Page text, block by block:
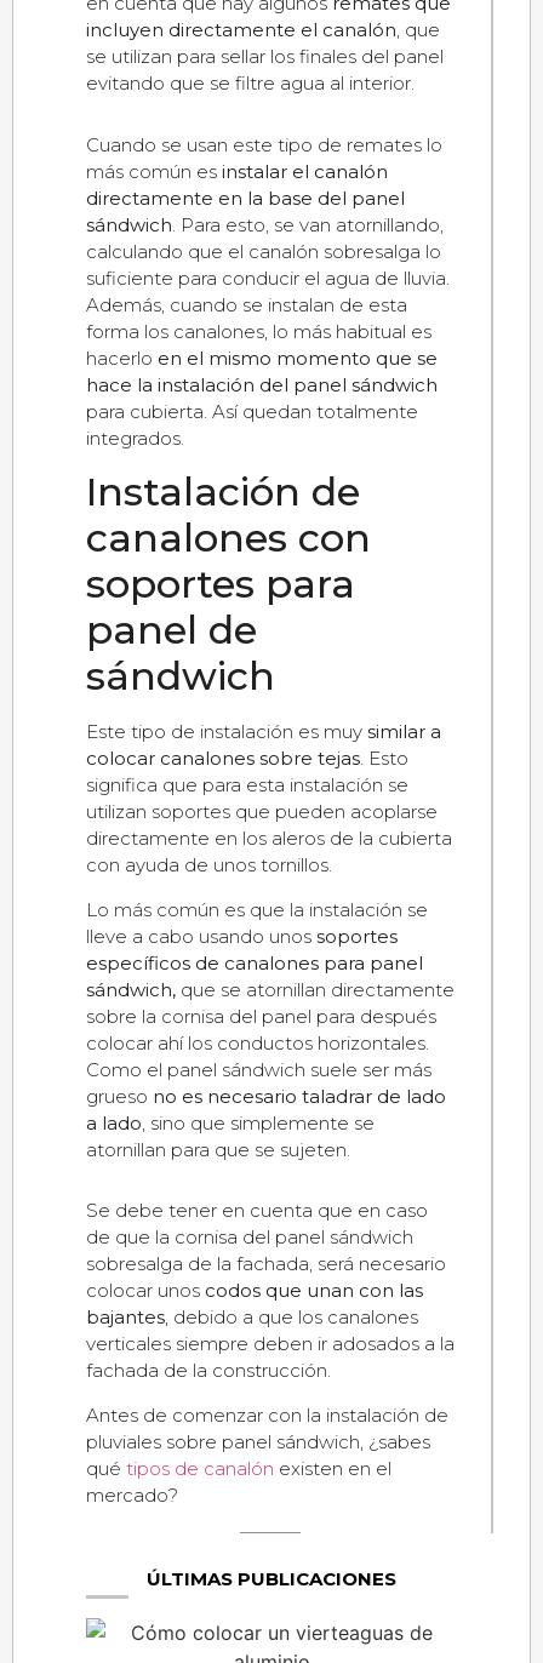
incluyen directamente el canalón, que
se utilizan para sellar los finales del panel
evitando que se filtre agua al interior.
Cuando se usan este tipo de remates lo
más común es instalar el canalón
directamente en la base del panel
sándwich. Para esto, se van atornillando,
calculando que el canalón sobresalga lo
suficiente para conducir el agua de lluvia.
Además, cuando se instalan de esta
forma los canalones, lo más habitual es
hacerlo en el mismo momento que se
hace la instalación del panel sándwich
para cubierta. Así quedan totalmente
integrados.
Instalación de
canalones con
soportes para
panel de
sándwich
Este tipo de instalación es muy similar a
colocar canalones sobre tejas. Esto
significa que para esta instalación se
utilizan soportes que pueden acoplarse
directamente en los aleros de la cubierta
con ayuda de unos tornillos.
Lo más común es que la instalación se
lleve a cabo usando unos soportes
específicos de canalones para panel
sándwich, que se atornillan directamente
sobre la cornisa del panel para después
colocar ahí los conductos horizontales.
Como el panel sándwich suele ser más
grueso no es necesario taladrar de lado
a lado , sino que simplemente se
atornillan para que se sujeten.
Se debe tener en cuenta que en caso
de que la cornisa del panel sándwich
sobresalga de la fachada, será necesario
colocar unos codos que unan con las
bajantes, debido a que los canalones
verticales siempre deben ir adosados a la
fachada de la construcción.
Antes de comenzar con la instalación de
pluviales sobre panel sándwich, ¿sabes
qué tipos de canalón existen en el
mercado?
ÚLTIMAS PUBLICACIONES